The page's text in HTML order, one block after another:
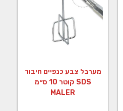
מערבל צבע כנפיים חיבור
SDS קוטר 10 ס״מ
MALER